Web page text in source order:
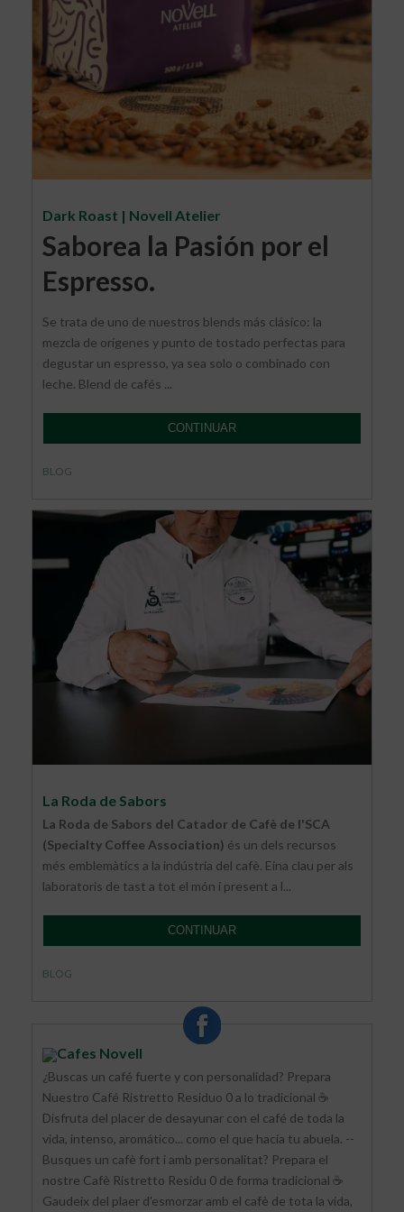
Dark Roast | Novell Atelier
Saborea la Pasión por el
Espresso.
Se trata de uno de nuestros blends más clásico: la
mezcla de orígenes y punto de tostado perfectas para
degustar un espresso, ya sea solo o combinado con
leche. Blend de cafés ...
CONTINUAR
BLOG
La Roda de Sabors
La Roda de Sabors del Catador de Cafè de l'SCA
(Specialty Coffee Association) és un dels recursos
més emblemàtics a la indústria del cafè. Eina clau per als
laboratoris de tast a tot el món i present a l...
CONTINUAR
BLOG
Cafes Novell
¿Buscas un café fuerte y con personalidad? Prepara
Nuestro Café Ristretto Residuo 0 a lo tradicional ☕
Disfruta del placer de desayunar con el café de toda la
vida, intenso, aromático... como el que hacía tu abuela. --
Busques un cafè fort i amb personalitat? Prepara el
nostre Cafè Ristretto Residu 0 de forma tradicional ☕
Gaudeix del plaer d'esmorzar amb el cafè de tota la vida,